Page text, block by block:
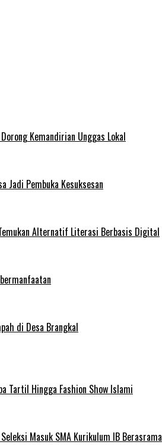
Kemandirian Unggas Lokal
Jadi Pembuka Kesuksesan
Alternatif Literasi Berbasis Digital
di Desa Brangkal
Tartil Hingga Fashion Show Islami
Masuk SMA Kurikulum IB Berasrama